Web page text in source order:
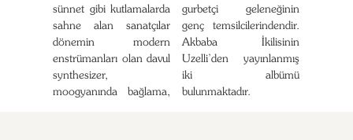
sünnet gibi kutlamalarda
sahne alan sanatçılar
dönemin modern
enstrümanları olan davul
synthesizer,
moogyanında bağlama,
gurbetçi geleneğinin
genç temsilcilerindendir.
Akbaba İkilisinin
Uzelli’den yayınlanmış
iki albümü
bulunmaktadır.